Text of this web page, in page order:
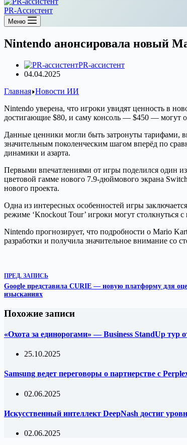
PR-Ассистент
Меню
Nintendo анонсировала новый
PR-ассистент
04.04.2025
Главная Новости ИИ
Nintendo уверена, что игроки увидят ценность в
достигающие $80, и саму консоль — $450 — могут
Данные ценники могли быть затронуты тарифами,
значительным поколенческим шагом вперёд по
динамики и азарта.
Первыми впечатлениями от игры поделился один
цветовой гамме нового 7.9-дюймового экрана
нового проекта.
Одна из интересных особенностей игры
режиме ‘Knockout Tour’ игроки могут
Nintendo прогнозирует, что подробности о Mario
разработки и получила значительное внимание со
ПРЕД. ЗАПИСЬ
Google представила CURIE — новую платформу для
изысканиях
Похожие записи
«Охота за единорогами» — Business StandUp тур
25.10.2025
Samsung ведет переговоры о партнерстве с
02.06.2025
Искусственный интеллект DeepNash достиг
02.06.2025